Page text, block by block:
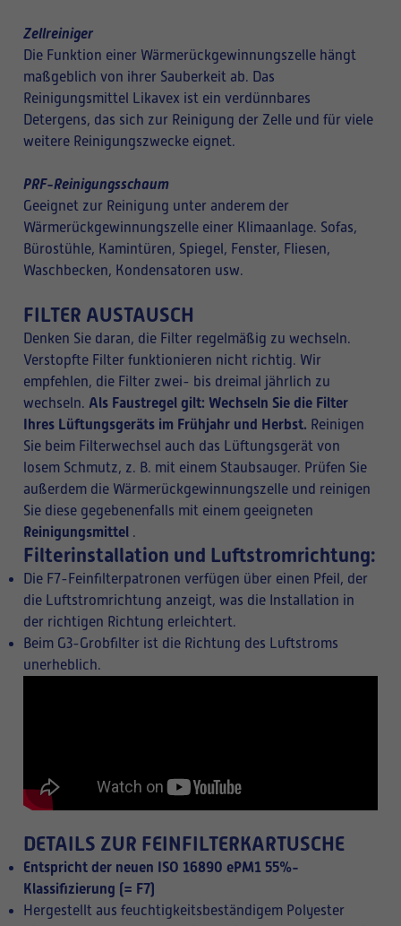
Zellreiniger
Die Funktion einer Wärmerückgewinnungszelle hängt
maßgeblich von ihrer Sauberkeit ab. Das
Reinigungsmittel Likavex ist ein verdünnbares
Detergens, das sich zur Reinigung der Zelle und für viele
weitere Reinigungszwecke eignet.
PRF-Reinigungsschaum
Geeignet zur Reinigung unter anderem der
Wärmerückgewinnungszelle einer Klimaanlage. Sofas,
Bürostühle, Kamintüren, Spiegel, Fenster, Fliesen,
Waschbecken, Kondensatoren usw.
FILTER AUSTAUSCH
Denken Sie daran, die Filter regelmäßig zu wechseln.
Verstopfte Filter funktionieren nicht richtig. Wir
empfehlen, die Filter zwei- bis dreimal jährlich zu
wechseln. Als Faustregel gilt: Wechseln Sie die Filter
Ihres Lüftungsgeräts im Frühjahr und Herbst. Reinigen
Sie beim Filterwechsel auch das Lüftungsgerät von
losem Schmutz, z. B. mit einem Staubsauger. Prüfen Sie
außerdem die Wärmerückgewinnungszelle und reinigen
Sie diese gegebenenfalls mit einem geeigneten
Reinigungsmittel .
Filterinstallation und Luftstromrichtung:
Die F7-Feinfilterpatronen verfügen über einen Pfeil, der
die Luftstromrichtung anzeigt, was die Installation in
der richtigen Richtung erleichtert.
Beim G3-Grobfilter ist die Richtung des Luftstroms
unerheblich.
DETAILS ZUR FEINFILTERKARTUSCHE
Entspricht der neuen ISO 16890 ePM1 55%-
Klassifizierung (= F7)
Hergestellt aus feuchtigkeitsbeständigem Polyester